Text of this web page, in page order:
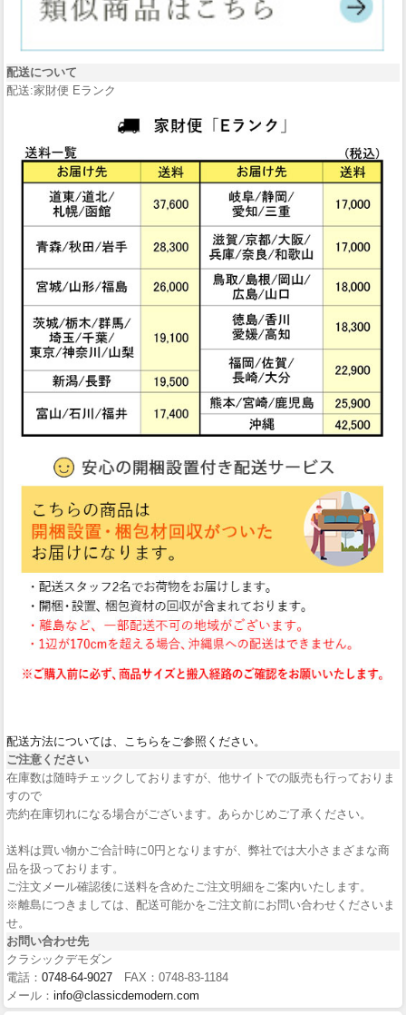
配送について
配送:家財便 Eランク
配送方法については、こちらをご参照ください。
ご注意ください
在庫数は随時チェックしておりますが、他サイトでの販売も行っておりま
すので
売約在庫切れになる場合がございます。あらかじめご了承ください。
送料は買い物かご合計時に0円となりますが、弊社では大小さまざまな商
品を扱っております。
ご注文メール確認後に送料を含めたご注文明細をご案内いたします。
※離島につきましては、配送可能かをご注文前にお問い合わせくださいま
せ。
お問い合わせ先
クラシックデモダン
電話： 0748-64-9027 FAX：0748-83-1184
メール： info@classicdemodern.com